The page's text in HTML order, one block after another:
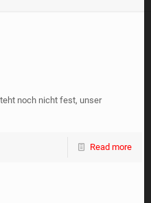
noch nicht fest, unser
Read more